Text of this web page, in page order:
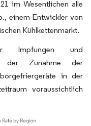
im Wesentlichen alle
einem Entwickler von
Kühlkettenmarkt.
Impfungen und
der Zunahme der
in der
voraussichtlich